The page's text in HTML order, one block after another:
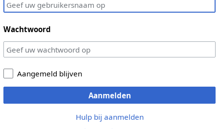
Wachtwoord
Aangemeld blijven
Aanmelden
Hulp bij aanmelden